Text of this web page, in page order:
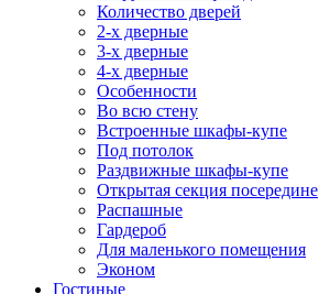
Количество дверей
2-х дверные
3-х дверные
4-х дверные
Особенности
Во всю стену
Встроенные шкафы-купе
Под потолок
Раздвижные шкафы-купе
Открытая секция посередине
Распашные
Гардероб
Для маленького помещения
Эконом
Гостиные